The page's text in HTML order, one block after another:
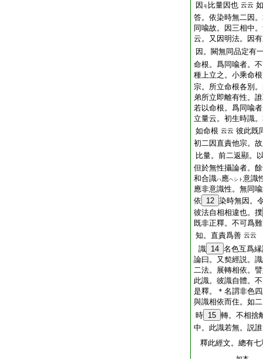
因 モ 比量因也 云云
答。依染時無二因
同喩故。因三相中
云。又因明法。因
因。闕無同品定有
命根。爲同喩者。
種上立之。小乘命
宗。所立命根各別
弟所立即離有性。
若以命根。爲同喩
立量云。初生時識
如命根 云云 彼此既
初二因直責他宗。
比量。前二返顯。
但於無性攝論者。
和合識ハ應ヘシト 意識
應非意識性。無同
依
12 染時無因。
彼法自相相違也。撲
既非正釋。不可爲
知。直責爲善 云云
識 14 名色互爲
論曰。又契經説。
二法。展轉相依。
此識。彼識自體。
是釋。＊名謂非色
與識相依而住。如
時 15 轉。不相捨
中。此識若無。説
釋此經文。總有七